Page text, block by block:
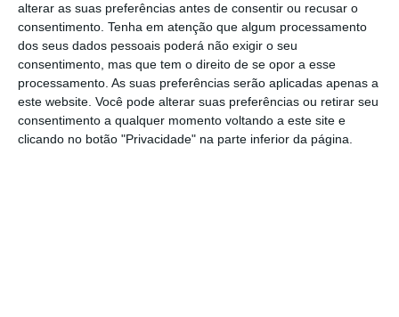
alterar as suas preferências antes de consentir ou recusar o
consentimento. Tenha em atenção que algum processamento
dos seus dados pessoais poderá não exigir o seu
consentimento, mas que tem o direito de se opor a esse
processamento. As suas preferências serão aplicadas apenas a
este website. Você pode alterar suas preferências ou retirar seu
consentimento a qualquer momento voltando a este site e
clicando no botão "Privacidade" na parte inferior da página.
De que forma? Assine o ECO Premium e
tenha acesso a notícias exclusivas, à
opinião que conta, às reportagens e
especiais que mostram o outro lado da
história.